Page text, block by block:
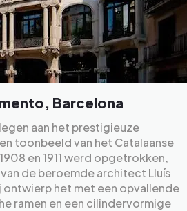
Barcelona
aan het prestigieuze
toonbeeld van het Catalaanse
en 1911 werd opgetrokken,
de beroemde architect Lluís
ontwierp het met een opvallende
ramen en een cilindervormige